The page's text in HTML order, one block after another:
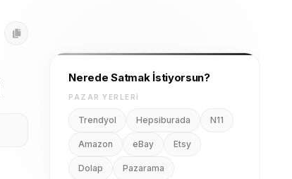
Nerede Satmak İstiyorsun?
PAZAR YERLERI
Trendyol Hepsiburada N11
Amazon eBay Etsy
Dolap Pazarama